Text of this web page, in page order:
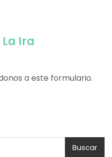
Ira
a este formulario.
Buscar